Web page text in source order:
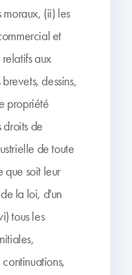
moraux, (ii) les
et
aux
dessins,
propriété
droits de
de toute
que soit leur
la loi, d'un
tous les